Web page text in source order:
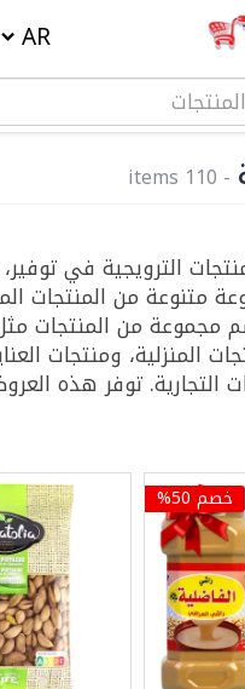
- 110 items
الترويجية في
متنوعة من المنتجات
من المنتجات
المنزلية، ومنتجات
التجارية. توفر هذه
خصم 50%